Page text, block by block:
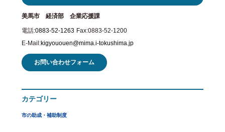
カテゴリー
市の助成・補助制度
美馬市 経済部 企業応援課
電話:0883-52-1263 Fax:0883-52-1200
E-Mail:kigyououen@mima.i-tokushima.jp
お問い合わせフォーム